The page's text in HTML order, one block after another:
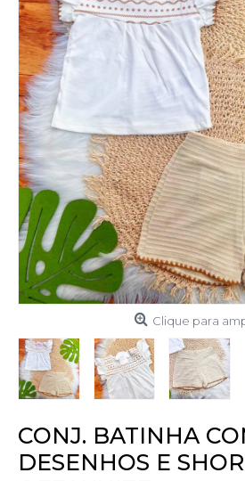
Clique para
CONJ. BATINHA
DESENHOS E